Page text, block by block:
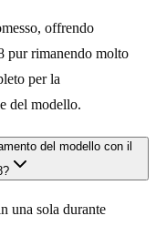
offrendo
pur rimanendo molto
per la
del modello.
del modello con il
una sola durante